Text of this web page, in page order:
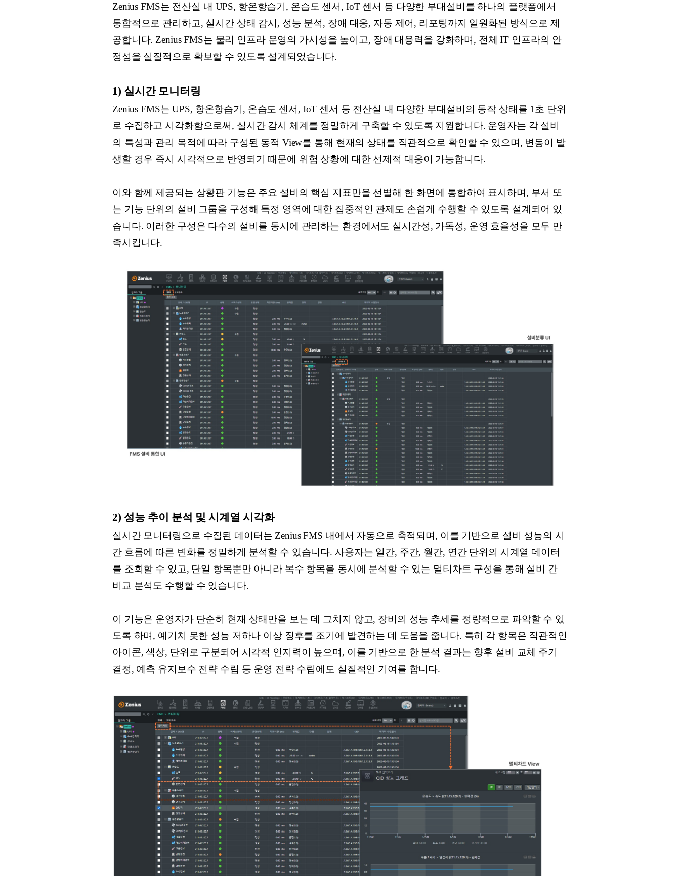
Zenius FMS는 전산실 내 UPS, 항온항습기, 온습도 센서, IoT 센서 등 다양한 부대설비를 하나의 플랫폼에서
통합적으로 관리하고, 실시간 상태 감시, 성능 분석, 장애 대응, 자동 제어, 리포팅까지 일원화된 방식으로 제
공합니다. Zenius FMS는 물리 인프라 운영의 가시성을 높이고, 장애 대응력을 강화하며, 전체 IT 인프라의 안
정성을 실질적으로 확보할 수 있도록 설계되었습니다.
1) 실시간 모니터링
Zenius FMS는 UPS, 항온항습기, 온습도 센서, IoT 센서 등 전산실 내 다양한 부대설비의 동작 상태를 1초 단위
로 수집하고 시각화함으로써, 실시간 감시 체계를 정밀하게 구축할 수 있도록 지원합니다. 운영자는 각 설비
의 특성과 관리 목적에 따라 구성된 동적 View를 통해 현재의 상태를 직관적으로 확인할 수 있으며, 변동이 발
생할 경우 즉시 시각적으로 반영되기 때문에 위험 상황에 대한 선제적 대응이 가능합니다.
이와 함께 제공되는 상황판 기능은 주요 설비의 핵심 지표만을 선별해 한 화면에 통합하여 표시하며, 부서 또
는 기능 단위의 설비 그룹을 구성해 특정 영역에 대한 집중적인 관제도 손쉽게 수행할 수 있도록 설계되어 있
습니다. 이러한 구성은 다수의 설비를 동시에 관리하는 환경에서도 실시간성, 가독성, 운영 효율성을 모두 만
족시킵니다.
2) 성능 추이 분석 및 시계열 시각화
실시간 모니터링으로 수집된 데이터는 Zenius FMS 내에서 자동으로 축적되며, 이를 기반으로 설비 성능의 시
간 흐름에 따른 변화를 정밀하게 분석할 수 있습니다. 사용자는 일간, 주간, 월간, 연간 단위의 시계열 데이터
를 조회할 수 있고, 단일 항목뿐만 아니라 복수 항목을 동시에 분석할 수 있는 멀티차트 구성을 통해 설비 간
비교 분석도 수행할 수 있습니다.
이 기능은 운영자가 단순히 현재 상태만을 보는 데 그치지 않고, 장비의 성능 추세를 정량적으로 파악할 수 있
도록 하며, 예기치 못한 성능 저하나 이상 징후를 조기에 발견하는 데 도움을 줍니다. 특히 각 항목은 직관적인
아이콘, 색상, 단위로 구분되어 시각적 인지력이 높으며, 이를 기반으로 한 분석 결과는 향후 설비 교체 주기
결정, 예측 유지보수 전략 수립 등 운영 전략 수립에도 실질적인 기여를 합니다.